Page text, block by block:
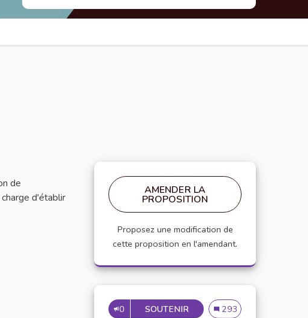
de
d'établir
AMENDER LA
PROPOSITION
Proposez une modification de
cette proposition en l'amendant.
0 SOUTENIR MISE EN PLACE DE
Mise en place de
293